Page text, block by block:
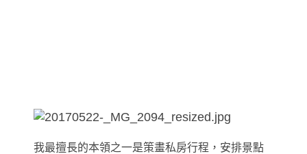
我最擅長的本領之一是策畫私房行程，安排景點